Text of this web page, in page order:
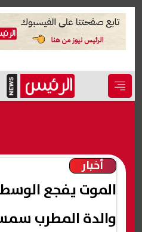
أخبار
الموت يفجع
والدة المطرب